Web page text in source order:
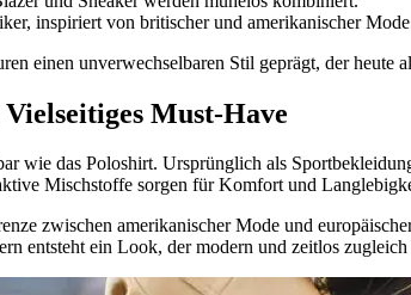
inspiriert von britischer und amerikanischer
einen unverwechselbaren Stil geprägt, der heute
Must-Have
wie das Poloshirt. Ursprünglich als
Mischstoffe sorgen für Komfort und
zwischen amerikanischer Mode und
entsteht ein Look, der modern und zeitlos zugleich